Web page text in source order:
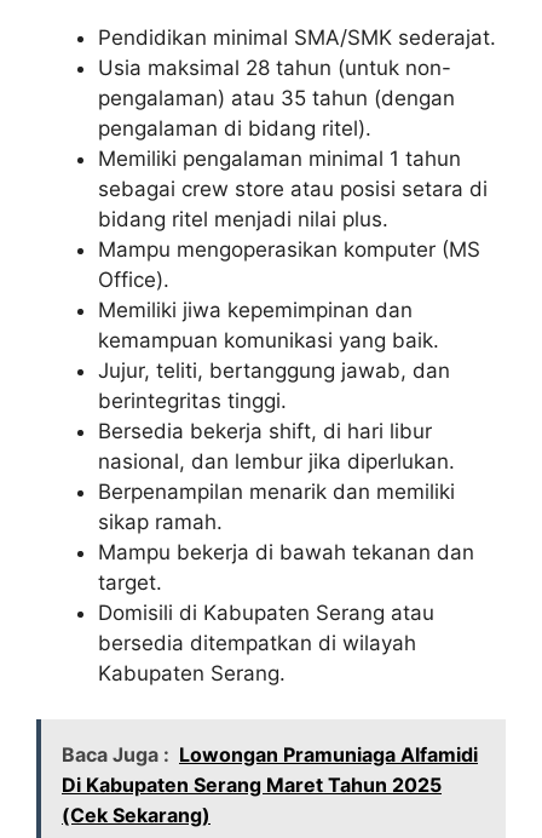
Pendidikan minimal SMA/SMK sederajat.
Usia maksimal 28 tahun (untuk non-
pengalaman) atau 35 tahun (dengan
pengalaman di bidang ritel).
Memiliki pengalaman minimal 1 tahun
sebagai crew store atau posisi setara di
bidang ritel menjadi nilai plus.
Mampu mengoperasikan komputer (MS
Office).
Memiliki jiwa kepemimpinan dan
kemampuan komunikasi yang baik.
Jujur, teliti, bertanggung jawab, dan
berintegritas tinggi.
Bersedia bekerja shift, di hari libur
nasional, dan lembur jika diperlukan.
Berpenampilan menarik dan memiliki
sikap ramah.
Mampu bekerja di bawah tekanan dan
target.
Domisili di Kabupaten Serang atau
bersedia ditempatkan di wilayah
Kabupaten Serang.
Baca Juga : Lowongan Pramuniaga Alfamidi
Di Kabupaten Serang Maret Tahun 2025
(Cek Sekarang)